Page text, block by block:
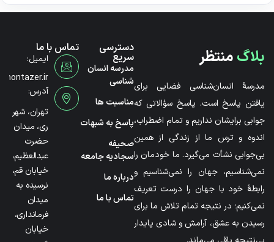
بلاگمنتظر
مدرسۀ انسان‌شناسی فضایی برای
یافتن پاسخ است. پاسخ سؤالاتی که
جوابی برایشان نداریم و تمام اضطراب،
اندوه و ترس ما از زندگی از همین
بی‌جوابی نشأت می‌گیرد. ما خودمان را
نمی‌شناسیم، جهان را نمی‌شناسیم و
رابطۀ خود با جهان را درست تعریف
نمی‌کنیم؛ در نتیجه تمام تلاش ما برای
رسیدن به عشق، آرامش و شادی پایدار
دسترسی
سریع
مدرسه انسان
شناسی
مناسبت ها
پاسخ به شبهات
صحیفه
سجادیه جامعه
درباره ما
تماس با ما
تماس با ما
ایمیل:
آدرس:
تهران، شهر
ری، میدان
حضرت
عبدالعظیم،
خیابان قم،
نرسیده به
میدان
فرمانداری،
خیابان